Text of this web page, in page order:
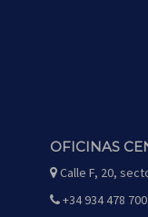
OFICINAS
icono
mapa
Calle F, 20,
icono
+34 934 478